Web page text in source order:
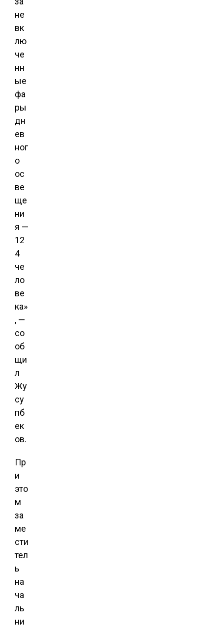
не
вк
лю
че
нн
ые
фа
ры
дн
ев
ног
о
ос
ве
ще
ни
я —
12
4
че
ло
ве
ка»
, —
со
об
щи
л
Жу
су
пб
ек
ов.
Пр
и
это
м
за
ме
сти
тел
ь
на
ча
ль
ни